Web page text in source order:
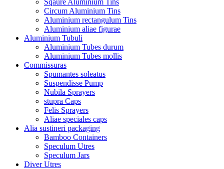
Circum Aluminium Tins
Aluminium rectangulum Tins
Aluminium aliae figurae
Aluminium Tubuli
Aluminium Tubes durum
Aluminium Tubes mollis
Commissuras
Spumantes soleatus
Suspendisse Pump
Nubila Sprayers
stupra Caps
Felis Sprayers
Aliae speciales caps
Alia sustineri packaging
Bamboo Containers
Speculum Utres
Speculum Jars
Diver Utres